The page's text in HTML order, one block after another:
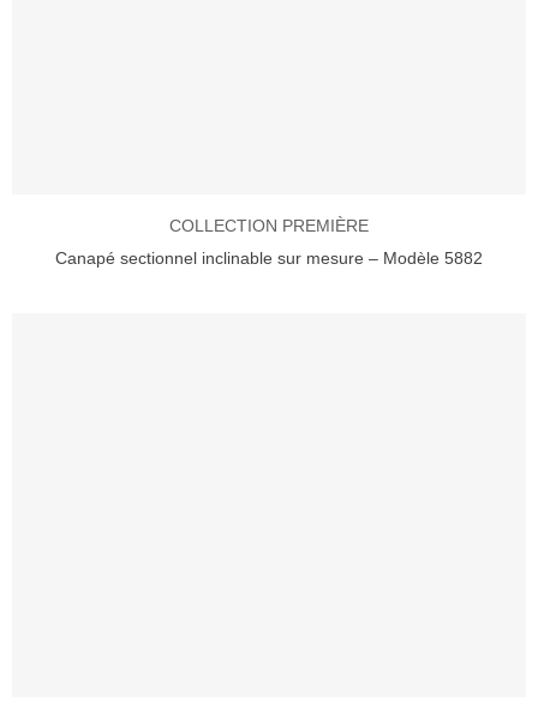
COLLECTION PREMIÈRE
Canapé sectionnel inclinable sur mesure – Modèle 5882